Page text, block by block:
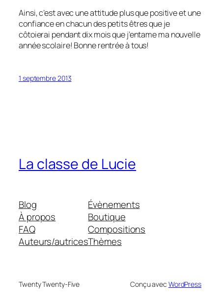
Ainsi, c’est avec une attitude plus que positive et une
confiance en chacun des petits êtres que je
côtoierai pendant dix mois que j’entame ma nouvelle
année scolaire! Bonne rentrée à tous!
1 septembre 2013
La classe de Lucie
Blog
À propos
FAQ
Auteurs/autrices
Évènements
Boutique
Compositions
Thèmes
Twenty Twenty-Five Conçu avec WordPress